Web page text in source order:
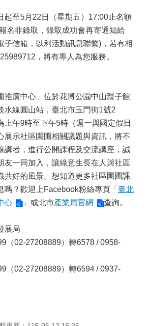
起至5月22日（星期五）17:00止名額
名非錄取，錄取成功會再寄通知給
子信箱，以利活動訊息聯繫)，若有相
，將有專人為您服務。
推廣中心」位於花博公園中山親子館
水線圓山站，臺北市玉門街1號2
上午9時至下午5時（週一與國定假日
展示社區園圃相關議題與資訊，將不
講者，進行公開課程及交流講座，誠
友一同加入，讓綠意生長在人與社區
共好的風景。想知道更多社區園圃課
嗎？歡迎上Facebook粉絲專頁「 臺北
心
」或北市產業局官網
查詢。
展局
（02-27208889）轉6578 / 0958-
02-27208889）轉6594 / 0937-